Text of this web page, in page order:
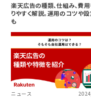
楽天広告の種類、仕組み、費
りやすく解説。運用のコツや
も
ニュース